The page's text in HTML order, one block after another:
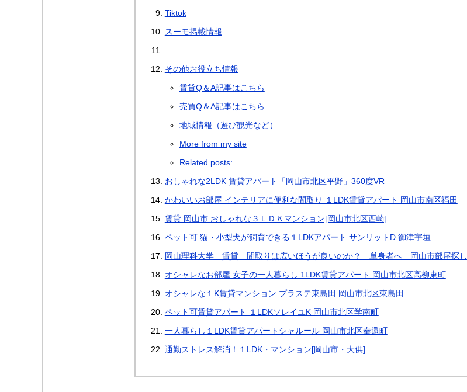
Tiktok
スーモ掲載情報
その他お役立ち情報
賃貸Q＆A記事はこちら
売買Q＆A記事はこちら
地域情報（遊び観光など）
More from my site
Related posts:
おしゃれな2LDK 賃貸アパート「岡山市北区平野」360度VR
かわいいお部屋 インテリアに便利な間取り １LDK賃貸アパート 岡山市南区福田
賃貸 岡山市 おしゃれな３ＬＤＫマンション[岡山市北区西崎]
ペット可 猫・小型犬が飼育できる１LDKアパート サンリットD 御津宇垣
岡山理科大学 賃貸 間取りは広いほうが良いのか？ 単身者へ 岡山市部屋探し
オシャレなお部屋 女子の一人暮らし 1LDK賃貸アパート 岡山市北区高柳東町
オシャレな１K賃貸マンション プラステ東島田 岡山市北区東島田
ペット可賃貸アパート １LDKソレイユK 岡山市北区学南町
一人暮らし１LDK賃貸アパートシャルール 岡山市北区奉還町
通勤ストレス解消！１LDK・マンション[岡山市・大供]